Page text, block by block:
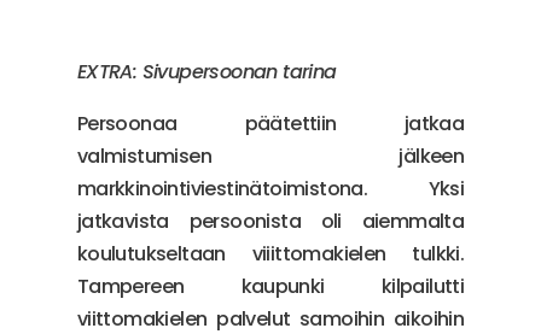
EXTRA: Sivupersoonan tarina
Persoonaa päätettiin jatkaa
valmistumisen jälkeen
markkinointiviestinätoimistona. Yksi
jatkavista persoonista oli aiemmalta
koulutukseltaan viiittomakielen tulkki.
Tampereen kaupunki kilpailutti
viittomakielen palvelut samoihin aikoihin